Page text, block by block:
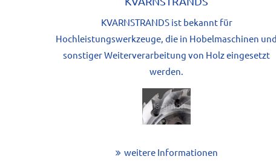
KVARNSTRANDS ist bekannt für
Hochleistungswerkzeuge, die in Hobelmaschinen und
sonstigerWeiterverarbeitung von Holz eingesetzt
werden.
weitere Informationen